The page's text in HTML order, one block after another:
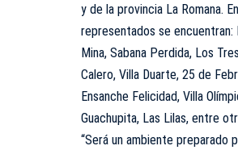
y de la provincia La Romana.
representados se encuentran:
Mina, Sabana Perdida, Los
Calero, Villa Duarte, 25 de
Ensanche Felicidad, Villa
Guachupita, Las Lilas, entre
“Será un ambiente preparado